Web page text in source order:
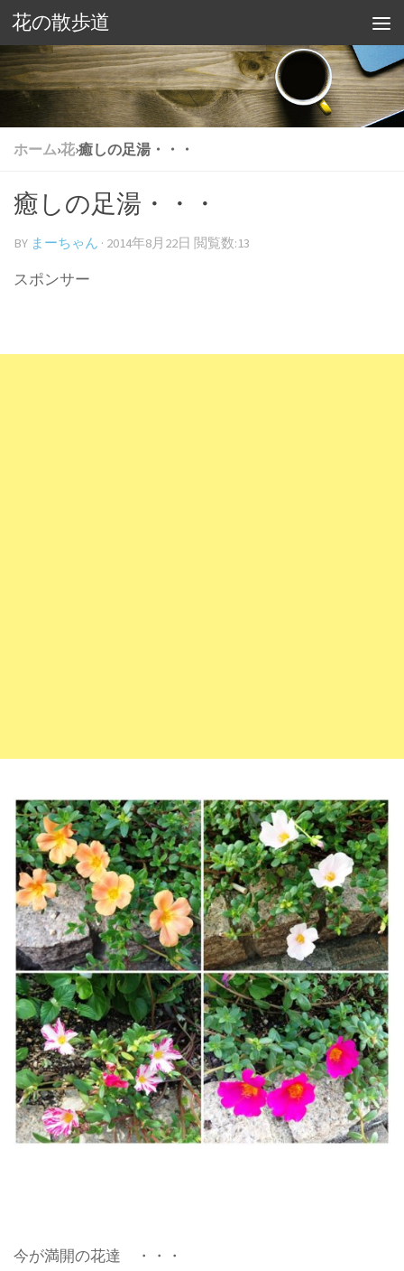
花の散歩道
ホーム›花›癒しの足湯・・・
癒しの足湯・・・
BY まーちゃん · 2014年8月22日 閲覧数:13
スポンサー
今が満開の花達 ・・・